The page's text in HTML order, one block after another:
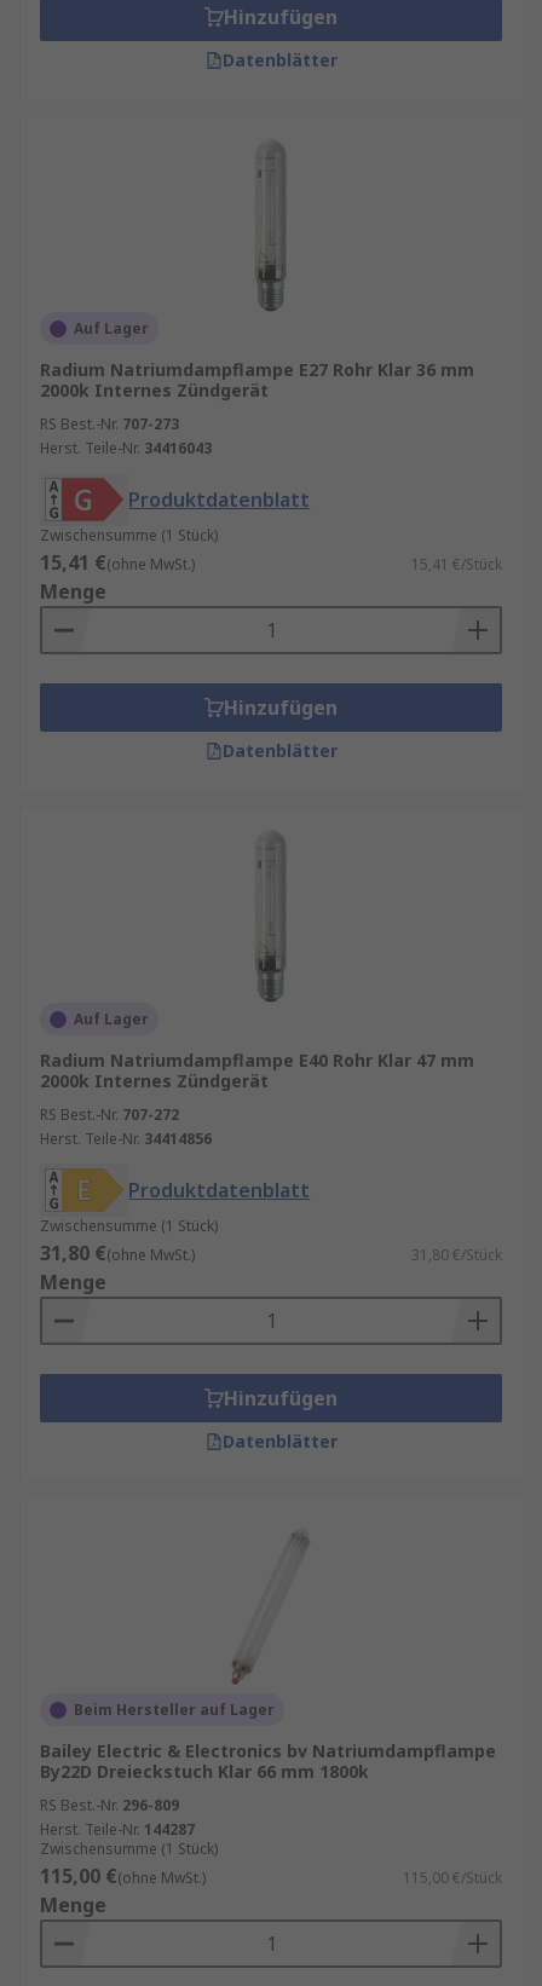
Hinzufügen
Datenblätter
Auf Lager
Radium Natriumdampflampe E27 Rohr Klar 36 mm
2000k Internes Zündgerät
RS Best.-Nr. 707-273
Herst. Teile-Nr. 34416043
Produktdatenblatt
Zwischensumme (1 Stück)
15,41 €(ohne MwSt.) 15,41 €/Stück
Menge
Hinzufügen
Datenblätter
Auf Lager
Radium Natriumdampflampe E40 Rohr Klar 47 mm
2000k Internes Zündgerät
RS Best.-Nr. 707-272
Herst. Teile-Nr. 34414856
Produktdatenblatt
Zwischensumme (1 Stück)
31,80 €(ohne MwSt.) 31,80 €/Stück
Menge
Hinzufügen
Datenblätter
Beim Hersteller auf Lager
Bailey Electric & Electronics bv Natriumdampflampe
By22D Dreieckstuch Klar 66 mm 1800k
RS Best.-Nr. 296-809
Herst. Teile-Nr. 144287
Zwischensumme (1 Stück)
115,00 €(ohne MwSt.) 115,00 €/Stück
Menge